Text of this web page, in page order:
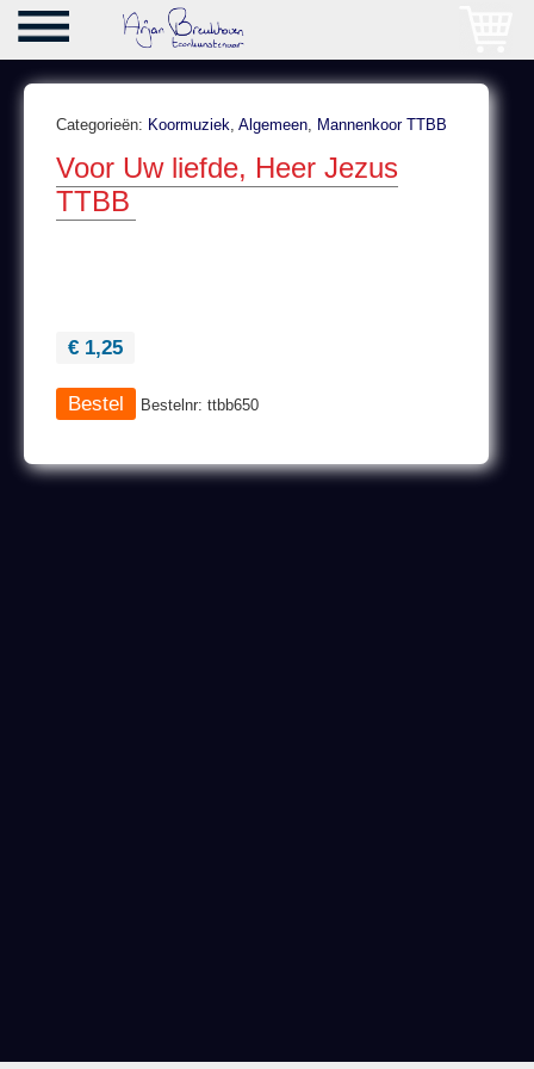
Categorieën: Koormuziek, Algemeen, Mannenkoor TTBB
Voor Uw liefde, Heer Jezus
TTBB
€ 1,25
Bestelnr: ttbb650